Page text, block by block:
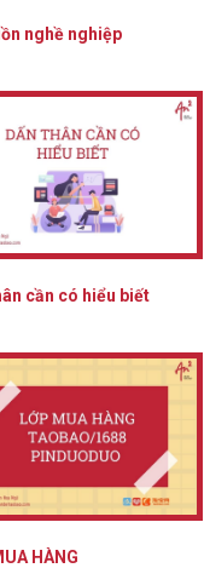
nghề nghiệp
cần có hiểu biết
HÀNG